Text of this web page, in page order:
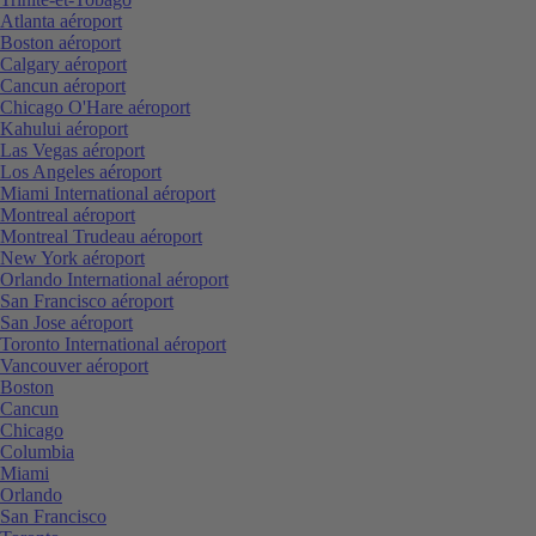
Atlanta aéroport
Boston aéroport
Calgary aéroport
Cancun aéroport
Chicago O'Hare aéroport
Kahului aéroport
Las Vegas aéroport
Los Angeles aéroport
Miami International aéroport
Montreal aéroport
Montreal Trudeau aéroport
New York aéroport
Orlando International aéroport
San Francisco aéroport
San Jose aéroport
Toronto International aéroport
Vancouver aéroport
Boston
Cancun
Chicago
Columbia
Miami
Orlando
San Francisco